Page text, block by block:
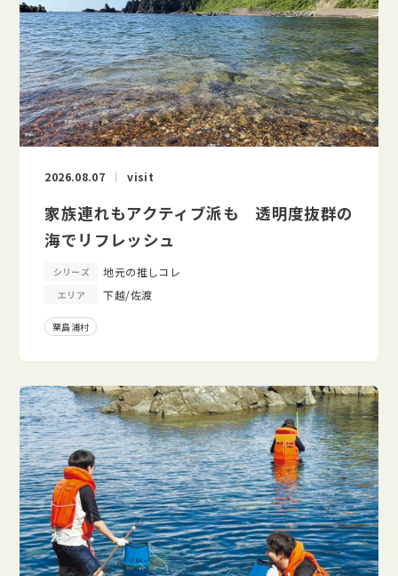
2026.08.07 visit
家族連れもアクティブ派も 透明度抜群の
海でリフレッシュ
シリーズ 地元の推しコレ
エリア 下越/佐渡
粟島浦村